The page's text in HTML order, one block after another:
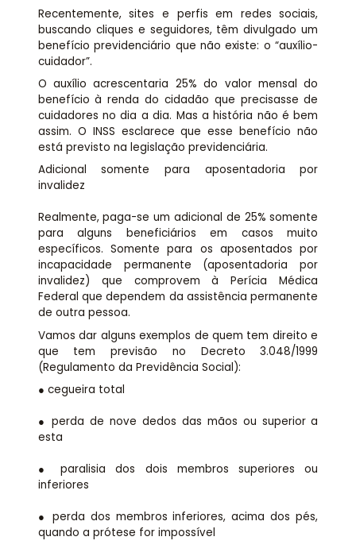
Recentemente, sites e perfis em redes sociais,
buscando cliques e seguidores, têm divulgado um
benefício previdenciário que não existe: o “auxílio-
cuidador”.
O auxílio acrescentaria 25% do valor mensal do
benefício à renda do cidadão que precisasse de
cuidadores no dia a dia. Mas a história não é bem
assim. O INSS esclarece que esse benefício não
está previsto na legislação previdenciária.
Adicional somente para aposentadoria por
invalidez
Realmente, paga-se um adicional de 25% somente
para alguns beneficiários em casos muito
específicos. Somente para os aposentados por
incapacidade permanente (aposentadoria por
invalidez) que comprovem à Perícia Médica
Federal que dependem da assistência permanente
de outra pessoa.
Vamos dar alguns exemplos de quem tem direito e
que tem previsão no Decreto 3.048/1999
(Regulamento da Previdência Social):
● cegueira total
● perda de nove dedos das mãos ou superior a
esta
● paralisia dos dois membros superiores ou
inferiores
● perda dos membros inferiores, acima dos pés,
quando a prótese for impossível